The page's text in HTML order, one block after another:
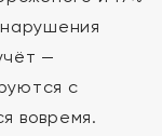
—
с
вовремя.